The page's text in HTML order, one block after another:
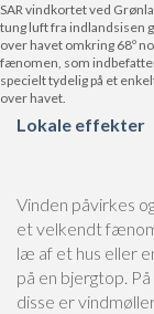
SAR vindkortet ved
tung luft fra indlandsisen
over havet omkring 68º
fænomen, som
specielt tydelig på et
over havet.
Lokale effekter
Vinden påvirkes
et velkendt
læ af et hus eller
på en bjergtop.
disse er